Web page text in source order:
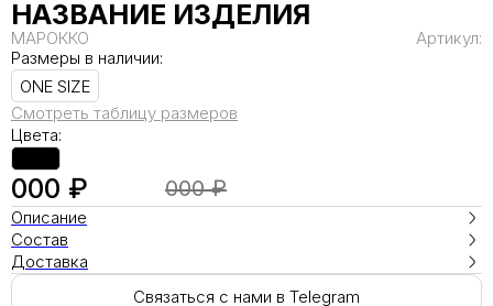
НАЗВАНИЕ ИЗДЕЛИЯ
МАРОККО
Артикул:
Размеры в наличии:
ONE SIZE
Смотреть таблицу размеров
Цвета:
000 ₽ 000 ₽
Описание
Состав
Доставка
Связаться с нами в Telegram